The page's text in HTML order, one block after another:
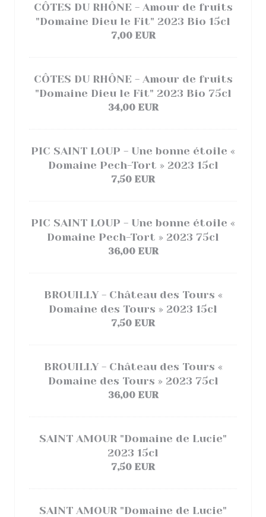
CÔTES DU RHÔNE - Amour de fruits
"Domaine Dieu le Fit" 2023 Bio 15cl
7,00 EUR
CÔTES DU RHÔNE - Amour de fruits
"Domaine Dieu le Fit" 2023 Bio 75cl
34,00 EUR
PIC SAINT LOUP - Une bonne étoile «
Domaine Pech-Tort » 2023 15cl
7,50 EUR
PIC SAINT LOUP - Une bonne étoile «
Domaine Pech-Tort » 2023 75cl
36,00 EUR
BROUILLY - Château des Tours «
Domaine des Tours » 2023 15cl
7,50 EUR
BROUILLY - Château des Tours «
Domaine des Tours » 2023 75cl
36,00 EUR
SAINT AMOUR "Domaine de Lucie"
2023 15cl
7,50 EUR
SAINT AMOUR "Domaine de Lucie"